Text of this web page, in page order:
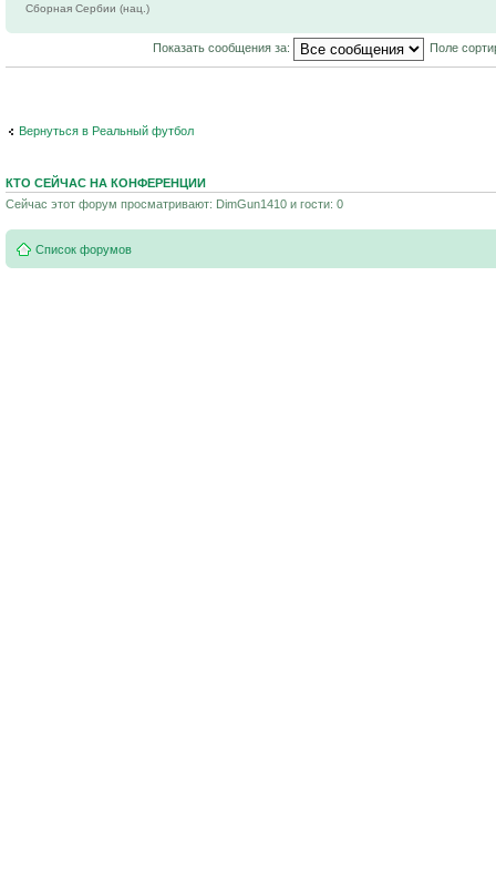
Сборная Сербии (нац.)
Показать сообщения за: Поле
Вернуться в Реальный футбол
КТО СЕЙЧАС НА КОНФЕРЕНЦИИ
Сейчас этот форум просматривают: DimGun1410 и гости: 0
Список форумов